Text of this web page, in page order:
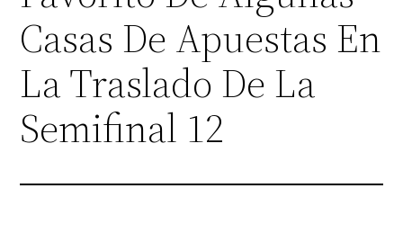
Casas De Apuestas En
La Traslado De La
Semifinal 12